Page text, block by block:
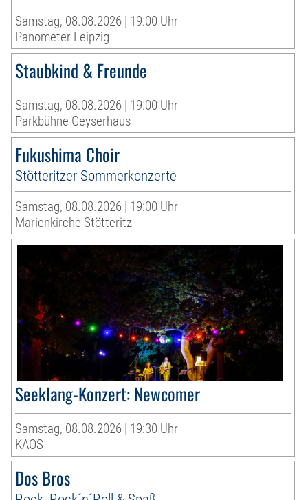
Samstag, 08.08.2026 | 19:00 Uhr
Panometer Leipzig
Staubkind & Freunde
Samstag, 08.08.2026 | 19:00 Uhr
Parkbühne Geyserhaus
Fukushima Choir
Stötteritzer Sommerkonzerte
Samstag, 08.08.2026 | 19:00 Uhr
Marienkirche Stötteritz
Seeklang-Konzert: Newcomer
Samstag, 08.08.2026 | 19:30 Uhr
KAOS
Dos Bros